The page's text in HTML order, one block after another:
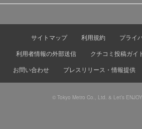
サイトマップ 利用規約
プライ
利用者情報の外部送信
クチコミ投稿ガイ
お問い合わせ
プレスリリース・情報提供
© Tokyo Metro Co., Ltd. & Let’s